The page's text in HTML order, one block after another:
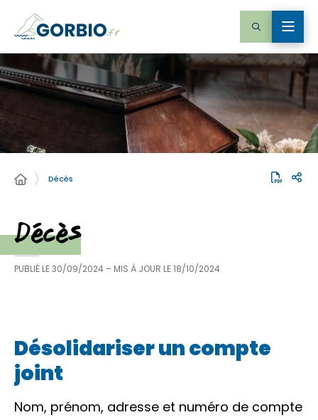
Décès
Décès
PUBLIÉ LE30/09/2024 – MIS À JOUR LE18/10/2024
Désolidariser un compte
joint
Nom, prénom, adresse et numéro de compte